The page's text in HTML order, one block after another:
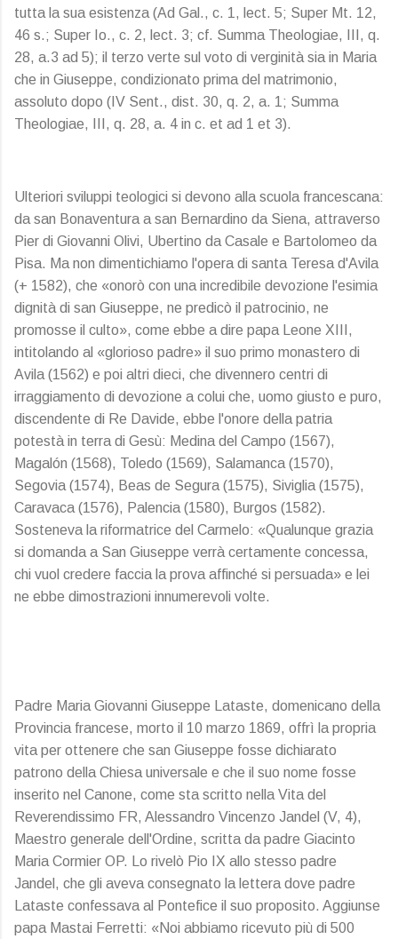
tutta la sua esistenza (Ad Gal., c. 1, lect. 5; Super Mt. 12,
46 s.; Super Io., c. 2, lect. 3; cf. Summa Theologiae, III, q.
28, a.3 ad 5); il terzo verte sul voto di verginità sia in Maria
che in Giuseppe, condizionato prima del matrimonio,
assoluto dopo (IV Sent., dist. 30, q. 2, a. 1; Summa
Theologiae, III, q. 28, a. 4 in c. et ad 1 et 3).
Ulteriori sviluppi teologici si devono alla scuola francescana:
da san Bonaventura a san Bernardino da Siena, attraverso
Pier di Giovanni Olivi, Ubertino da Casale e Bartolomeo da
Pisa. Ma non dimentichiamo l'opera di santa Teresa d'Avila
(+ 1582), che «onorò con una incredibile devozione l'esimia
dignità di san Giuseppe, ne predicò il patrocinio, ne
promosse il culto», come ebbe a dire papa Leone XIII,
intitolando al «glorioso padre» il suo primo monastero di
Avila (1562) e poi altri dieci, che divennero centri di
irraggiamento di devozione a colui che, uomo giusto e puro,
discendente di Re Davide, ebbe l'onore della patria
potestà in terra di Gesù: Medina del Campo (1567),
Magalón (1568), Toledo (1569), Salamanca (1570),
Segovia (1574), Beas de Segura (1575), Siviglia (1575),
Caravaca (1576), Palencia (1580), Burgos (1582).
Sosteneva la riformatrice del Carmelo: «Qualunque grazia
si domanda a San Giuseppe verrà certamente concessa,
chi vuol credere faccia la prova affinché si persuada» e lei
ne ebbe dimostrazioni innumerevoli volte.
Padre Maria Giovanni Giuseppe Lataste, domenicano della
Provincia francese, morto il 10 marzo 1869, offrì la propria
vita per ottenere che san Giuseppe fosse dichiarato
patrono della Chiesa universale e che il suo nome fosse
inserito nel Canone, come sta scritto nella Vita del
Reverendissimo FR, Alessandro Vincenzo Jandel (V, 4),
Maestro generale dell'Ordine, scritta da padre Giacinto
Maria Cormier OP. Lo rivelò Pio IX allo stesso padre
Jandel, che gli aveva consegnato la lettera dove padre
Lataste confessava al Pontefice il suo proposito. Aggiunse
papa Mastai Ferretti: «Noi abbiamo ricevuto più di 500